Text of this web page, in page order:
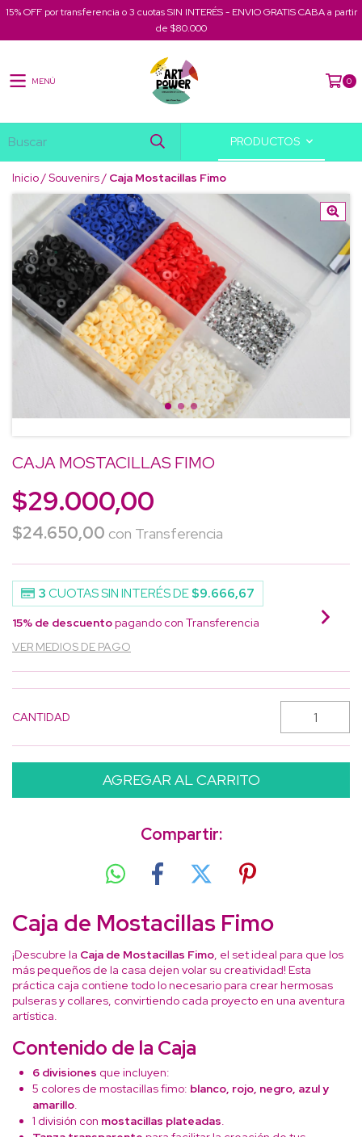
15% OFF por transferencia o 3 cuotas SIN INTERÉS - ENVIO GRATIS CABA a partir
de $80.000
MENÚ 0
PRODUCTOS
Inicio/Souvenirs/ Caja Mostacillas Fimo
CAJA MOSTACILLAS FIMO
$29.000,00
$24.650,00 con Transferencia
3 CUOTAS SIN INTERÉS DE $9.666,67
15% de descuentopagando con Transferencia
VER MEDIOS DE PAGO
CANTIDAD
Compartir:
Caja de Mostacillas Fimo
¡Descubre la Caja de Mostacillas Fimo , el set ideal para que los
más pequeños de la casa dejen volar su creatividad! Esta
práctica caja contiene todo lo necesario para crear hermosas
pulseras y collares, convirtiendo cada proyecto en una aventura
artística.
Contenido de la Caja
6 divisiones que incluyen:
5 colores de mostacillas fimo: blanco, rojo, negro, azul y
amarillo
1 división con mostacillas plateadas